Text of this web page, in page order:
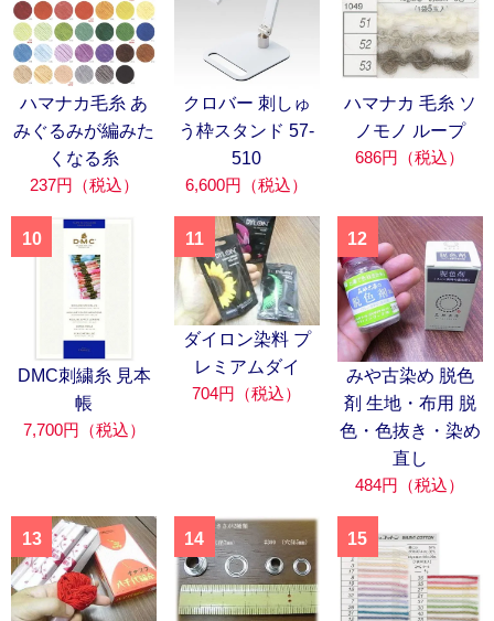
ハマナカ毛糸 あ
みぐるみが編みた
くなる糸
237円（税込）
クロバー 刺しゅ
う枠スタンド 57-
510
6,600円（税込）
ハマナカ 毛糸 ソ
ノモノ ループ
686円（税込）
10
DMC刺繍糸 見本
帳
7,700円（税込）
11
ダイロン染料 プ
レミアムダイ
704円（税込）
12
みや古染め 脱色
剤 生地・布用 脱
色・色抜き・染め
直し
484円（税込）
13 14 15